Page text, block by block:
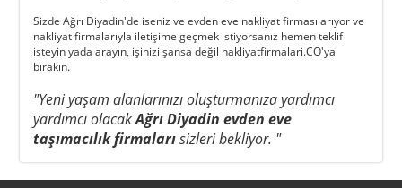
Sizde Ağrı Diyadin'de iseniz ve evden eve nakliyat firması arıyor ve
nakliyat firmalarıyla iletişime geçmek istiyorsanız hemen teklif
isteyin yada arayın, işinizi şansa değil nakliyatfirmalari.CO'ya
bırakın.
"Yeni yaşam alanlarınızı oluşturmanıza yardımcı
yardımcı olacakAğrı Diyadin evden eve
taşımacılık firmalarısizleri bekliyor. "